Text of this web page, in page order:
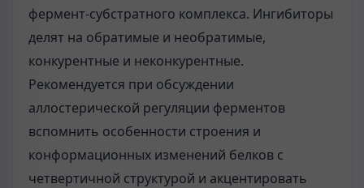
фермент-субстратного комплекса. Ингибиторы
делят на обратимые и необратимые,
конкурентные и неконкурентные.
Рекомендуется при обсуждении
аллостерической регуляции ферментов
вспомнить особенности строения и
конформационных изменений белков с
четвертичной структурой и акцентировать